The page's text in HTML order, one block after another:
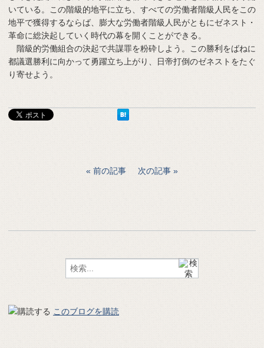
いている。この階級的地平に立ち、すべての労働者階級人民をこの
地平で獲得するならば、膨大な労働者階級人民がともにゼネスト・
革命に総決起していく時代の幕を開くことができる。
階級的労働組合の決起で共謀罪を粉砕しよう。この勝利をばねに
都議選勝利に向かって勇躍立ち上がり、日帝打倒のゼネストをたぐ
り寄せよう。
前の記事 次の記事
このブログを購読